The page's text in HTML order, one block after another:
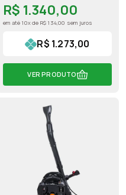
R$ 1.340,00
R$ 1.273,00
em até 10x de R$ 134,00 sem juros
VER PRODUTO